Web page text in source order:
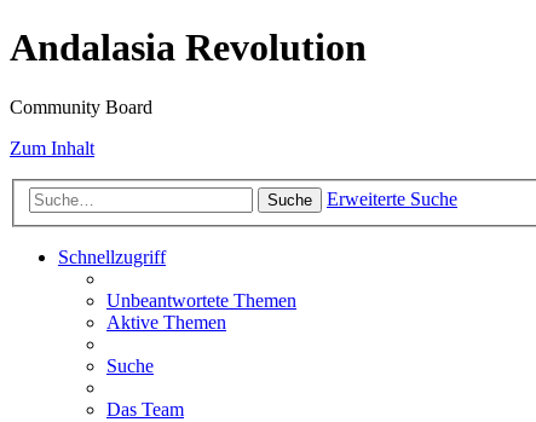
Andalasia Revolution
Community Board
Zum Inhalt
Suche Erweiterte Suche
Schnellzugriff
Unbeantwortete Themen
Aktive Themen
Suche
Das Team